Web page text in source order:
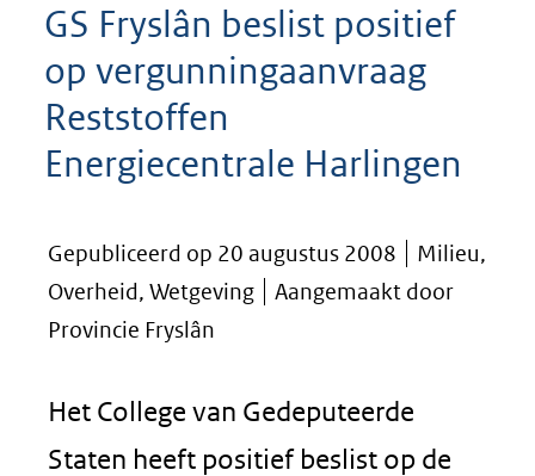
GS Fryslân beslist positief
op vergunningaanvraag
Reststoffen
Energiecentrale Harlingen
Gepubliceerd op 20 augustus 2008
Milieu,
Overheid, Wetgeving
Aangemaakt door
Provincie Fryslân
Het College van Gedeputeerde
Staten heeft positief beslist op de